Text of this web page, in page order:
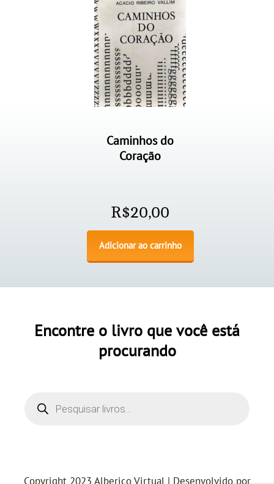
Caminhos do
Coração
R$20,00
Adicionar ao carrinho
Encontre o livro que você está
procurando